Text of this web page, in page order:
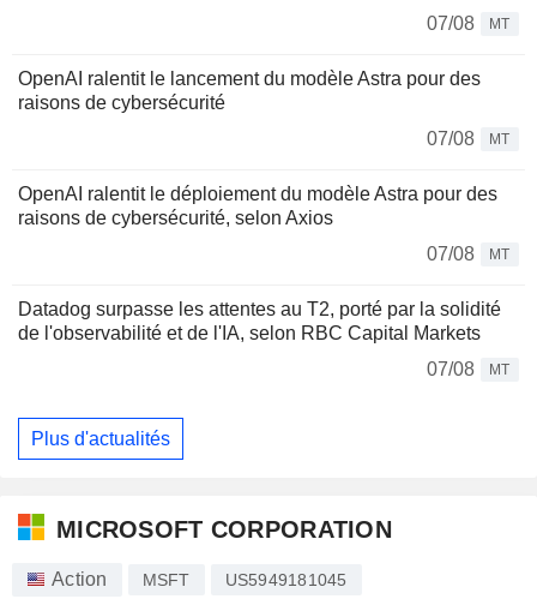
07/08
MT
OpenAI ralentit le lancement du modèle Astra pour des
raisons de cybersécurité
07/08
MT
OpenAI ralentit le déploiement du modèle Astra pour des
raisons de cybersécurité, selon Axios
07/08
MT
Datadog surpasse les attentes au T2, porté par la solidité
de l'observabilité et de l'IA, selon RBC Capital Markets
07/08
MT
Plus d'actualités
MICROSOFT CORPORATION
Action MSFT US5949181045